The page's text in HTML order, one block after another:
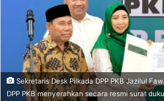
Sekretaris Desk Pilkada DPP PKB Jazilul
DPP PKB menyerahkan secara resmi surat